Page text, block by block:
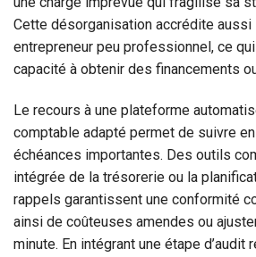
Cette désorganisation accrédite aussi
entrepreneur peu professionnel, ce
capacité à obtenir des financements
Le recours à une plateforme
comptable adapté permet de suivre
échéances importantes. Des outils
intégrée de la trésorerie ou la
rappels garantissent une conformité
ainsi de coûteuses amendes ou
minute. En intégrant une étape d’audit